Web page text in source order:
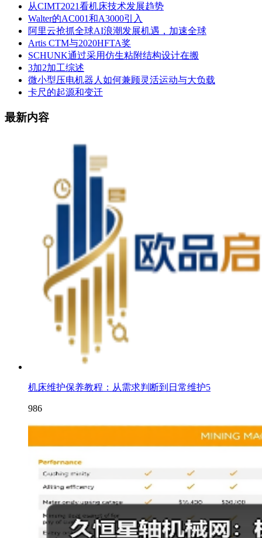
从CIMT2021看机床技术发展趋势
Walter的AC001和A3000引入
阿里云抢抓全球AI浪潮发展机遇，加速全球
Artis CTM与2020HFTA奖
SCHUNK通过采用仿生粘附结构设计在搬
3加2加工综述
微小型压电机器人如何兼顾灵活运动与大负载
卡尺的起源和变迁
最新内容
机床维护保养教程：从需求判断到日常维护5
986